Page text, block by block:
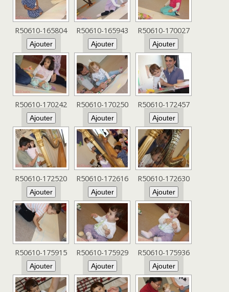
R50610-165804 R50610-165943 R50610-170027
R50610-170242 R50610-170250 R50610-172457
R50610-172520 R50610-172616 R50610-172630
R50610-175915 R50610-175929 R50610-175936